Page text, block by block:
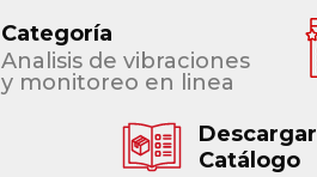
Categoría
Analisis de vibraciones
y monitoreo en linea
Descargar
Catálogo